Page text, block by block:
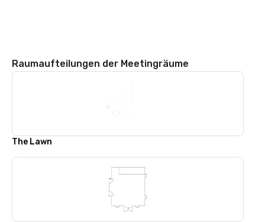
Raumaufteilungen der Meetingräume
The Lawn